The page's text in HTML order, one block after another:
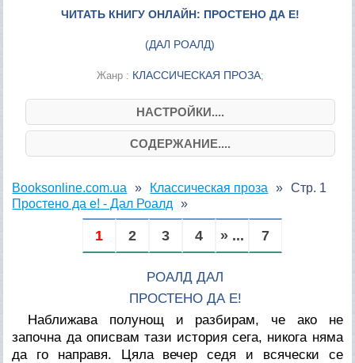
ЧИТАТЬ КНИГУ ОНЛАЙН: ПРОСТЕНО ДА Е!
(ДАЛ РОАЛД)
Жанр : КЛАССИЧЕСКАЯ ПРОЗА;
НАСТРОЙКИ....
СОДЕРЖАНИЕ....
Booksonline.com.ua
Классическая проза
Простено да е! - Дал Роалд
Стр. 1
1 2 3 4 » ... 7
РОАЛД ДАЛ
ПРОСТЕНО ДА Е!
Наближава полунощ и разбирам, че ако не
започна да описвам тази история сега, никога няма
да го направя. Цяла вечер седя и всячески се